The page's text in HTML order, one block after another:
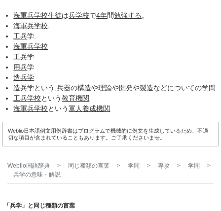
海軍兵学校生徒は兵学校で4年間勉強する 。
海軍兵学校
工兵学.
海軍兵学校
工兵学
用兵学
造兵学
造兵学という,兵器の構造や理論や開発や製造などについての学問
工兵学校という教育機関
海軍兵学校という軍人養成機関
Weblio日本語例文用例辞書はプログラムで機械的に例文を生成しているため、不適
切な項目が含まれていることもあります。ご了承くださいませ。
Weblio国語辞典 > 同じ種類の言葉 > 学問 > 専攻 > 学問
>
兵学の意味・解説
「兵学」と同じ種類の言葉